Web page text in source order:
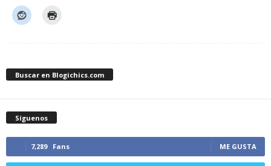
Buscar en Blogichics.com
Síguenos
7,289 Fans ME GUSTA